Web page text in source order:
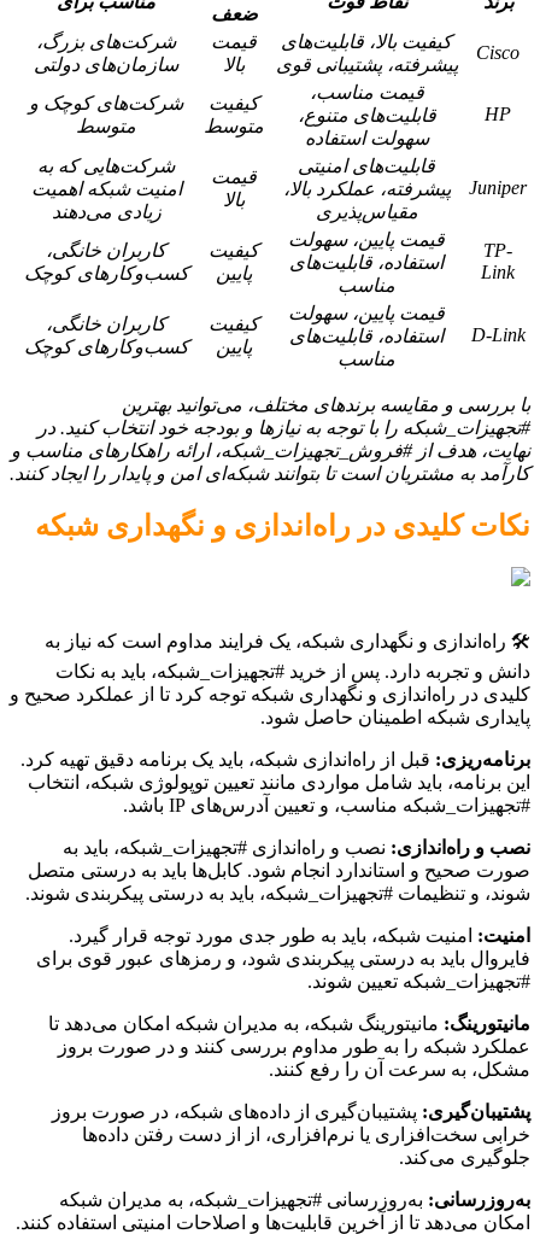
ضعف
Cisco
کیفیت بالا، قابلیت‌های
پیشرفته، پشتیبانی قوی
قیمت
بالا
شرکت‌های بزرگ،
سازمان‌های دولتی
HP
قیمت مناسب،
قابلیت‌های متنوع،
سهولت استفاده
کیفیت
متوسط
شرکت‌های کوچک و
متوسط
Juniper
قابلیت‌های امنیتی
پیشرفته، عملکرد بالا،
مقیاس‌پذیری
قیمت
بالا
شرکت‌هایی که به
امنیت شبکه اهمیت
زیادی می‌دهند
TP-
Link
قیمت پایین، سهولت
استفاده، قابلیت‌های
مناسب
کیفیت
پایین
کاربران خانگی،
کسب‌وکارهای کوچک
D-Link
قیمت پایین، سهولت
استفاده، قابلیت‌های
مناسب
کیفیت
پایین
کاربران خانگی،
کسب‌وکارهای کوچک
با بررسی و مقایسه برندهای مختلف، می‌توانید بهترین
#تجهیزات_شبکه را با توجه به نیازها و بودجه خود انتخاب کنید. در
نهایت، هدف از #فروش_تجهیزات_شبکه، ارائه راهکارهای مناسب و
کارآمد به مشتریان است تا بتوانند شبکه‌ای امن و پایدار را ایجاد کنند.
نکات کلیدی در راه‌اندازی و نگهداری شبکه
🛠️ راه‌اندازی و نگهداری شبکه، یک فرایند مداوم است که نیاز به
دانش و تجربه دارد. پس از خرید #تجهیزات_شبکه، باید به نکات
کلیدی در راه‌اندازی و نگهداری شبکه توجه کرد تا از عملکرد صحیح و
پایداری شبکه اطمینان حاصل شود.
برنامه‌ریزی: قبل از راه‌اندازی شبکه، باید یک برنامه دقیق تهیه کرد.
این برنامه، باید شامل مواردی مانند تعیین توپولوژی شبکه، انتخاب
#تجهیزات_شبکه مناسب، و تعیین آدرس‌های IP باشد.
نصب و راه‌اندازی: نصب و راه‌اندازی #تجهیزات_شبکه، باید به
صورت صحیح و استاندارد انجام شود. کابل‌ها باید به درستی متصل
شوند، و تنظیمات #تجهیزات_شبکه، باید به درستی پیکربندی شوند.
امنیت: امنیت شبکه، باید به طور جدی مورد توجه قرار گیرد.
فایروال باید به درستی پیکربندی شود، و رمزهای عبور قوی برای
#تجهیزات_شبکه تعیین شوند.
مانیتورینگ: مانیتورینگ شبکه، به مدیران شبکه امکان می‌دهد تا
عملکرد شبکه را به طور مداوم بررسی کنند و در صورت بروز
مشکل، به سرعت آن را رفع کنند.
پشتیبان‌گیری: پشتیبان‌گیری از داده‌های شبکه، در صورت بروز
خرابی سخت‌افزاری یا نرم‌افزاری، از از دست رفتن داده‌ها
جلوگیری می‌کند.
به‌روزرسانی: به‌روزرسانی #تجهیزات_شبکه، به مدیران شبکه
امکان می‌دهد تا از آخرین قابلیت‌ها و اصلاحات امنیتی استفاده کنند.